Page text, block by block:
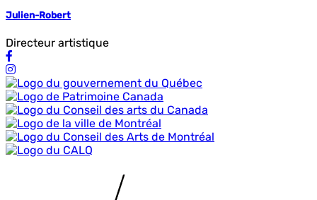
Julien-Robert
Directeur artistique